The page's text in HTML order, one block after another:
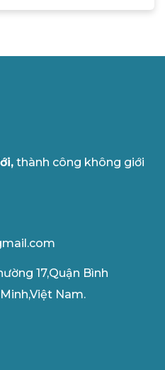
thành công không giới
17,Quận Bình
Nam.